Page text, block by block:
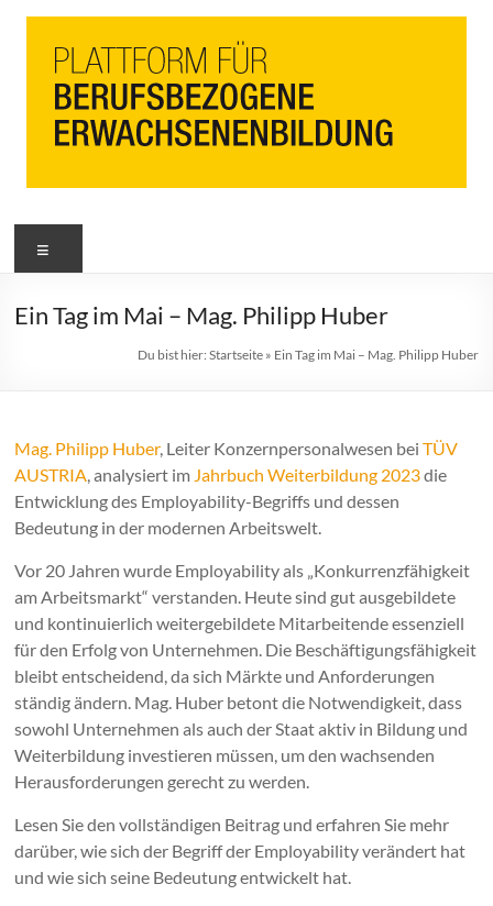
PbEB
Plattform
berufsbezogene
Ein Tag im Mai – Mag. Philipp Huber
Du bist hier: Startseite» Ein Tag im Mai – Mag. Philipp Huber
Mag. Philipp Huber, Leiter Konzernpersonalwesen beiTÜV
AUSTRIA, analysiert im Jahrbuch Weiterbildung 2023die
Entwicklung des Employability-Begriffs und dessen
Bedeutung in der modernen Arbeitswelt.
Vor 20 Jahren wurde Employability als „Konkurrenzfähigkeit
am Arbeitsmarkt“ verstanden. Heute sind gut ausgebildete
und kontinuierlich weitergebildete Mitarbeitende essenziell
für den Erfolg von Unternehmen. Die Beschäftigungsfähigkeit
bleibt entscheidend, da sich Märkte und Anforderungen
ständig ändern. Mag. Huber betont die Notwendigkeit, dass
sowohl Unternehmen als auch der Staat aktiv in Bildung und
Weiterbildung investieren müssen, um den wachsenden
Herausforderungen gerecht zu werden.
Lesen Sie den vollständigen Beitrag und erfahren Sie mehr
darüber, wie sich der Begriff der Employability verändert hat
und wie sich seine Bedeutung entwickelt hat.